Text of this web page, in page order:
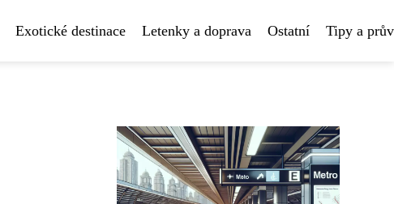
Exotické destinace Letenky a doprava Ostatní Tipy a